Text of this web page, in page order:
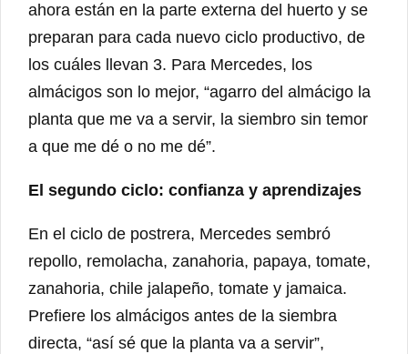
ahora están en la parte externa del huerto y se
preparan para cada nuevo ciclo productivo, de
los cuáles llevan 3. Para Mercedes, los
almácigos son lo mejor, “agarro del almácigo la
planta que me va a servir, la siembro sin temor
a que me dé o no me dé”.
El segundo ciclo: confianza y aprendizajes
En el ciclo de postrera, Mercedes sembró
repollo, remolacha, zanahoria, papaya, tomate,
zanahoria, chile jalapeño, tomate y jamaica.
Prefiere los almácigos antes de la siembra
directa, “así sé que la planta va a servir”,